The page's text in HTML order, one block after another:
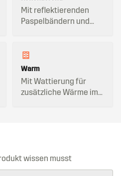
Mit reflektierenden
Paspelbändern und
Warm
Mit Wattierung für
zusätzliche Wärme im
wissen musst